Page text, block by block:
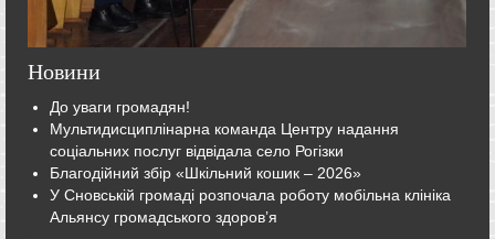
Новини
До уваги громадян!
Мультидисциплінарна команда Центру надання
соціальних послуг відвідала село Рогізки
Благодійний збір «Шкільний кошик – 2026»
У Сновській громаді розпочала роботу мобільна клініка
Альянсу громадського здоров’я